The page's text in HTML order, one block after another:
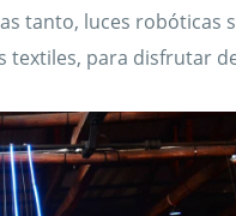
tanto, luces robóticas
textiles, para disfrutar